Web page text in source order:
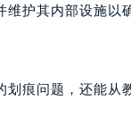
维护其内部设施
痕问题，还能从